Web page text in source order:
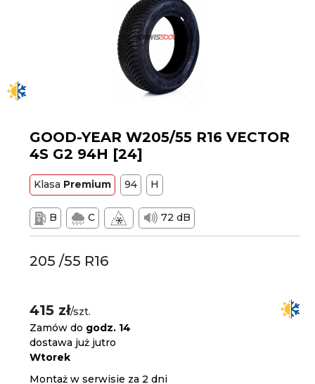
GOOD-YEAR W205/55 R16 VECTOR
4S G2 94H [24]
Klasa Premium 94 H
B C 72 dB
205 /55 R16
415 zł/szt.
Zamów do godz. 14
dostawa już jutro
Wtorek
Montaż w serwisie za 2 dni